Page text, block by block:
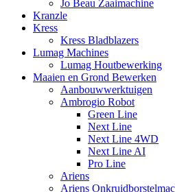
Jo Beau Zaaimachine
Kranzle
Kress
Kress Bladblazers
Lumag Machines
Lumag Houtbewerking
Maaien en Grond Bewerken
Aanbouwwerktuigen
Ambrogio Robot
Green Line
Next Line
Next Line 4WD
Next Line AI
Pro Line
Ariens
Ariens